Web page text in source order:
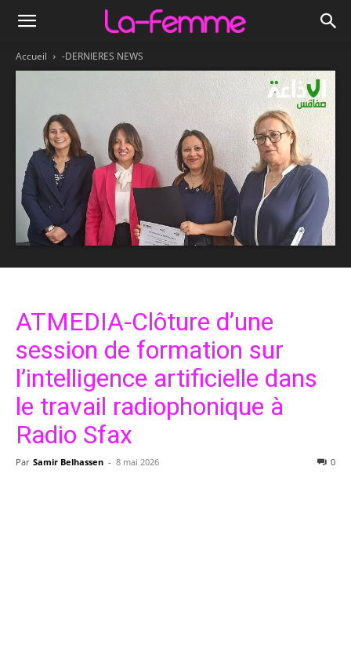
Accueil -DERNIERES NEWS
ATMEDIA-Clôture d’une
session de formation sur
l’intelligence artificielle dans
le travail radiophonique à
Radio Sfax
Par Samir Belhassen - 8 mai 2026 0